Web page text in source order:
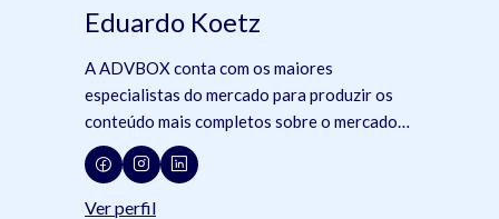
Eduardo Koetz
A ADVBOX conta com os maiores
especialistas do mercado para produzir os
conteúdo mais completos sobre o mercado
jurídico, tecnologia e advocacia.
Ver perfil